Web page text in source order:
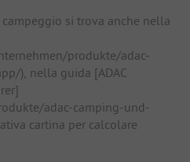
si trova anche nella
produkte/adac-
), nella guida [ADAC
adac-camping-und-
cartina per calcolare